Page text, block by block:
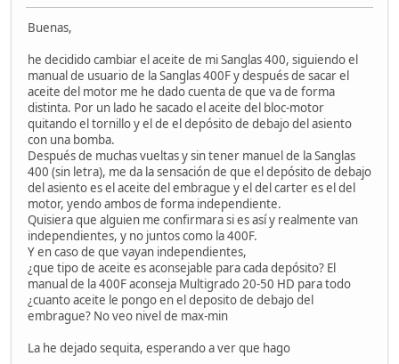
Buenas,
he decidido cambiar el aceite de mi Sanglas 400, siguiendo el
manual de usuario de la Sanglas 400F y después de sacar el
aceite del motor me he dado cuenta de que va de forma
distinta. Por un lado he sacado el aceite del bloc-motor
quitando el tornillo y el de el depósito de debajo del asiento
con una bomba.
Después de muchas vueltas y sin tener manuel de la Sanglas
400 (sin letra), me da la sensación de que el depósito de debajo
del asiento es el aceite del embrague y el del carter es el del
motor, yendo ambos de forma independiente.
Quisiera que alguien me confirmara si es así y realmente van
independientes, y no juntos como la 400F.
Y en caso de que vayan independientes,
¿que tipo de aceite es aconsejable para cada depósito? El
manual de la 400F aconseja Multigrado 20-50 HD para todo
¿cuanto aceite le pongo en el deposito de debajo del
embrague? No veo nivel de max-min
La he dejado sequita, esperando a ver que hago